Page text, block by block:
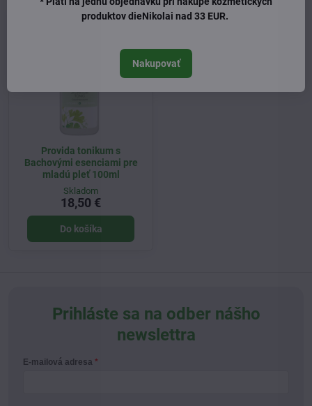
Provida tonikum s
Bachovými esenciami pre
mladú pleť 100ml
Skladom
18,50 €
Do košíka
Prihláste sa na odber nášho
newslettra
E-mailová adresa
produktov dieNikolai nad 33 EUR.
Nakupovať